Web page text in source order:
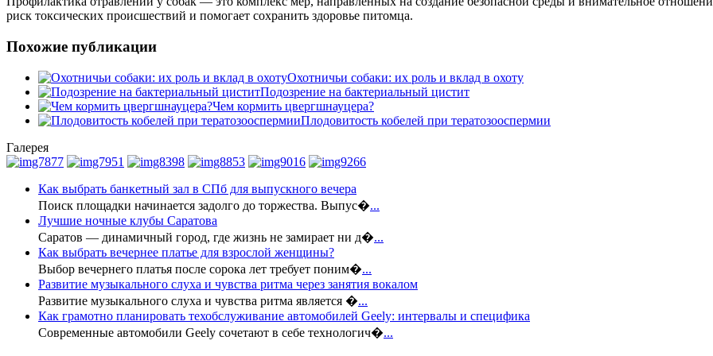
риск токсических происшествий и помогает сохранить здоровье питомца.
Похожие публикации
Охотничьи собаки: их роль и вклад в охоту
Подозрение на бактериальный цистит
Чем кормить цвергшнауцера?
Плодовитость кобелей при тератозооспермии
Галерея
Как выбрать банкетный зал в СПб для выпускного вечера
Поиск площадки начинается задолго до торжества. Выпус�...
Лучшие ночные клубы Саратова
Саратов — динамичный город, где жизнь не замирает ни д�...
Как выбрать вечернее платье для взрослой женщины?
Выбор вечернего платья после сорока лет требует поним�...
Развитие музыкального слуха и чувства ритма через занятия вокалом
Развитие музыкального слуха и чувства ритма является �...
Как грамотно планировать техобслуживание автомобилей Geely: интервалы и специфика
Современные автомобили Geely сочетают в себе технологич�...